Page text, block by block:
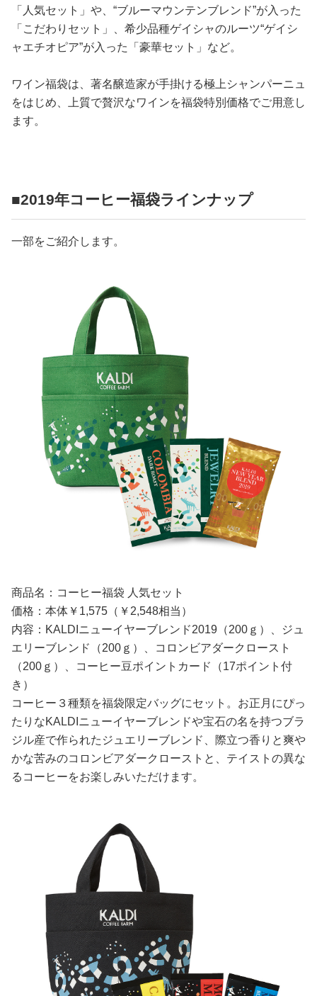
ゲーム
「人気セット」や、“ブルーマウンテンブレンド”が入った
「こだわりセット」、希少品種ゲイシャのルーツ“ゲイシ
ャエチオピア”が入った「豪華セット」など。
ワイン福袋は、著名醸造家が手掛ける極上シャンパーニュ
をはじめ、上質で贅沢なワインを福袋特別価格でご用意し
ます。
■2019年コーヒー福袋ラインナップ
一部をご紹介します。
商品名：コーヒー福袋 人気セット
価格：本体￥1,575（￥2,548相当）
内容：KALDIニューイヤーブレンド2019（200ｇ）、ジュ
エリーブレンド（200ｇ）、コロンビアダークロースト
（200ｇ）、コーヒー豆ポイントカード（17ポイント付
き）
コーヒー３種類を福袋限定バッグにセット。お正月にぴっ
たりなKALDIニューイヤーブレンドや宝石の名を持つブラ
ジル産で作られたジュエリーブレンド、際立つ香りと爽や
かな苦みのコロンビアダークローストと、テイストの異な
るコーヒーをお楽しみいただけます。